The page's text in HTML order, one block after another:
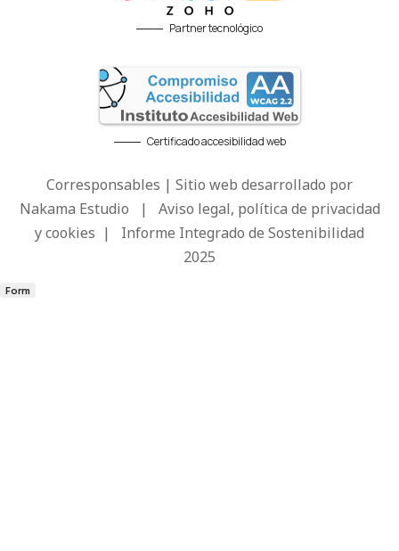
Partner tecnológico
Certificado accesibilidad web
Corresponsables | Sitio web desarrollado por
Nakama Estudio | Aviso legal, política de privacidad
y cookies | Informe Integrado de Sostenibilidad
2025
Form